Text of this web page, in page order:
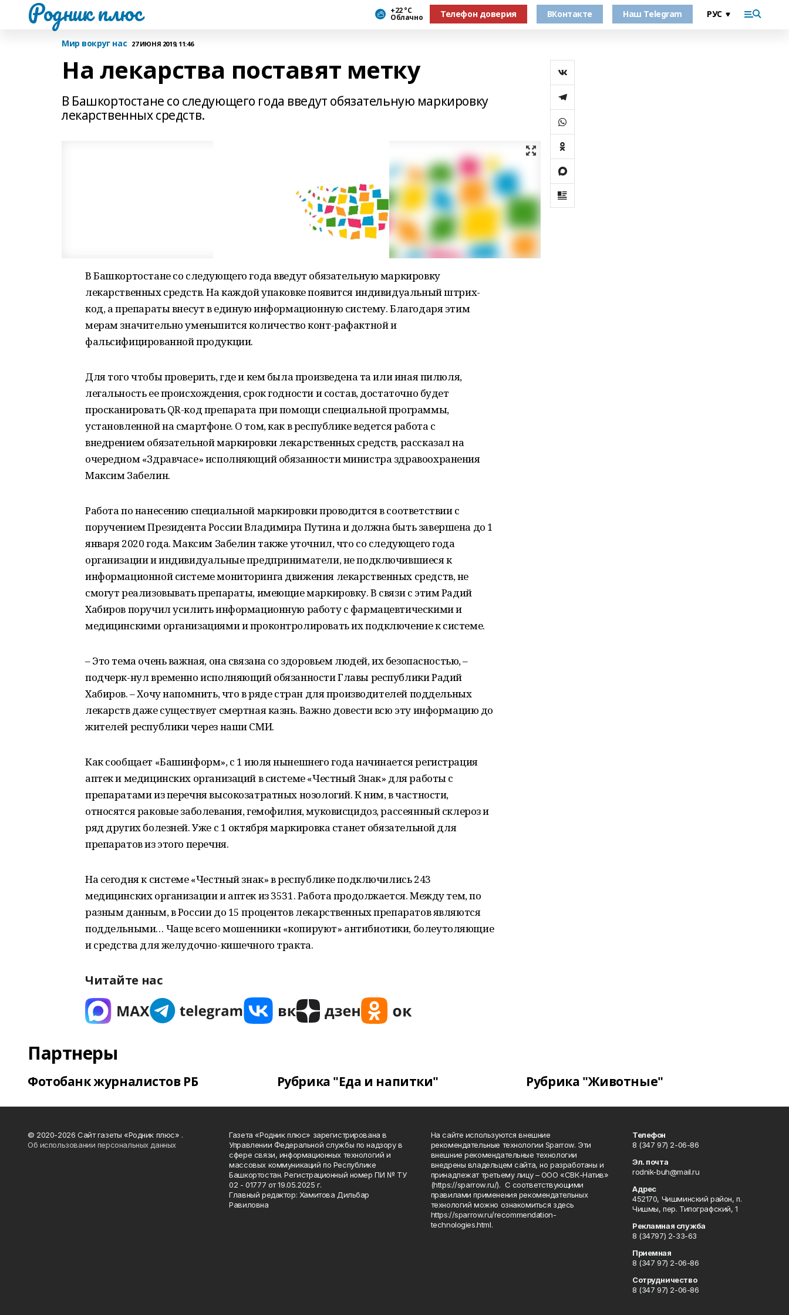
Родник плюс +22 °С
Облачно Телефон доверия ВКонтакте Наш Telegram
Мир вокруг нас 27 ИЮНЯ 2019, 11:46
На лекарства поставят метку
В Башкортостане со следующего года введут обязательную маркировку
лекарственных средств.
В Башкортостане со следующего года введут обязательную маркировку
лекарственных средств. На каждой упаковке появится индивидуальный штрих-
код, а препараты внесут в единую информационную систему. Благодаря этим
мерам значительно уменьшится количество конт-рафактной и
фальсифицированной продукции.
Для того чтобы проверить, где и кем была произведена та или иная пилюля,
легальность ее происхождения, срок годности и состав, достаточно будет
просканировать QR-код препарата при помощи специальной программы,
установленной на смартфоне. О том, как в республике ведется работа с
внедрением обязательной маркировки лекарственных средств, рассказал на
очередном «Здравчасе» исполняющий обязанности министра здравоохранения
Максим Забелин.
Работа по нанесению специальной маркировки проводится в соответствии с
поручением Президента России Владимира Путина и должна быть завершена до 1
января 2020 года. Максим Забелин также уточнил, что со следующего года
организации и индивидуальные предприниматели, не подключившиеся к
информационной системе мониторинга движения лекарственных средств, не
смогут реализовывать препараты, имеющие маркировку. В связи с этим Радий
Хабиров поручил усилить информационную работу с фармацевтическими и
медицинскими организациями и проконтролировать их подключение к системе.
– Это тема очень важная, она связана со здоровьем людей, их безопасностью, –
подчерк-нул временно исполняющий обязанности Главы республики Радий
Хабиров. – Хочу напомнить, что в ряде стран для производителей поддельных
лекарств даже существует смертная казнь. Важно довести всю эту информацию до
жителей республики через наши СМИ.
Как сообщает «Башинформ», с 1 июля нынешнего года начинается регистрация
аптек и медицинских организаций в системе «Честный Знак» для работы с
препаратами из перечня высокозатратных нозологий. К ним, в частности,
относятся раковые заболевания, гемофилия, муковисцидоз, рассеянный склероз и
ряд других болезней. Уже с 1 октября маркировка станет обязательной для
препаратов из этого перечня.
На сегодня к системе «Честный знак» в республике подключились 243
медицинских организации и аптек из 3531. Работа продолжается. Между тем, по
разным данным, в России до 15 процентов лекарственных препаратов являются
поддельными… Чаще всего мошенники «копируют» антибиотики, болеутоляющие
и средства для желудочно-кишечного тракта.
Читайте нас
Партнеры
Фотобанк журналистов РБ Рубрика "Еда и напитки" Рубрика "Животные"
© 2020-2026 Сайт газеты «Родник плюс» .
Об использовании персональных данных
Газета «Родник плюс» зарегистрирована в
Управлении Федеральной службы по надзору в
сфере связи, информационных технологий и
массовых коммуникаций по Республике
Башкортостан. Регистрационный номер ПИ № ТУ
02 - 01777 от 19.05.2025 г.
Главный редактор: Хамитова Дильбар
Равиловна
На сайте используются внешние
рекомендательные технологии Sparrow. Эти
внешние рекомендательные технологии
внедрены владельцем сайта, но разработаны и
принадлежат третьему лицу – ООО «СВК-Натив»
(https://sparrow.ru/). С соответствующими
правилами применения рекомендательных
технологий можно ознакомиться здесь
https://sparrow.ru/recommendation-
technologies.html.
Телефон
8 (347 97) 2-06-86
Эл. почта
rodnik-buh@mail.ru
Адрес
452170, Чишминский район, п.
Чишмы, пер. Типографский, 1
Рекламная служба
8 (34797) 2-33-63
Приемная
8 (347 97) 2-06-86
Сотрудничество
8 (347 97) 2-06-86